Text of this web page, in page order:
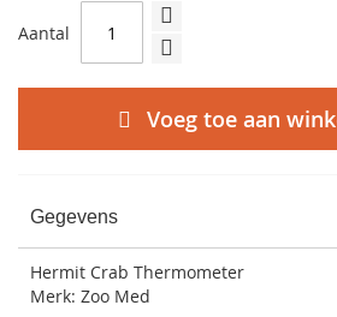
Aantal
Voeg toe aan
Gegevens
Hermit Crab Thermometer
Merk: Zoo Med